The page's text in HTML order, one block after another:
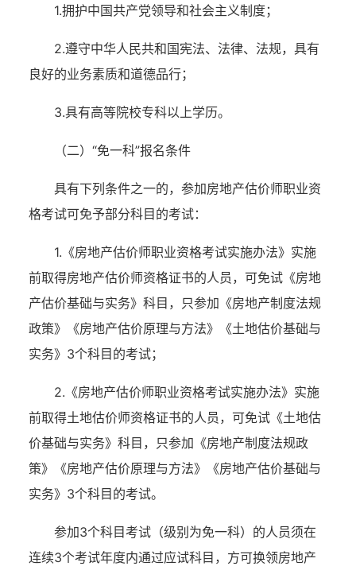
1.拥护中国共产党领导和社会主义制度；
2.遵守中华人民共和国宪法、法律、法规，具有
良好的业务素质和道德品行；
3.具有高等院校专科以上学历。
（二） “免一科”报名条件
具有下列条件之一的，参加房地产估价师职业资
格考试可免予部分科目的考试：
1. 《房地产估价师职业资格考试实施办法》实施
前取得房地产估价师资格证书的人员，可免试《房地
产估价基础与实务》科目，只参加《房地产制度法规
政策》《房地产估价原理与方法》《土地估价基础与
实务》 3个科目的考试；
2.《房地产估价师职业资格考试实施办法》实施
前取得土地估价师资格证书的人员，可免试《土地估
价基础与实务》科目，只参加《房地产制度法规政
策》《房地产估价原理与方法》《房地产估价基础与
实务》3个科目的考试。
参加3个科目考试（级别为免一科）的人员须在
连续3个考试年度内通过应试科目，方可换领房地产